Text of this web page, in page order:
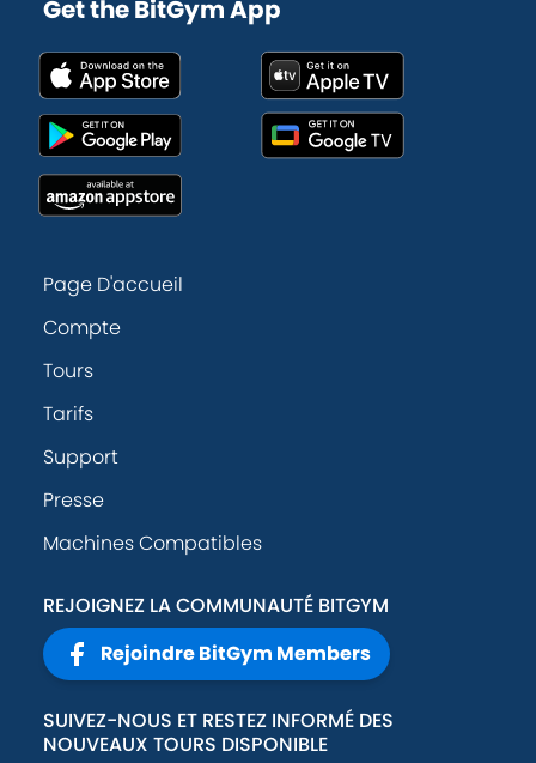
Get the BitGym App
Page D'accueil
Compte
Tours
Tarifs
Support
Presse
Machines Compatibles
REJOIGNEZ LA COMMUNAUTÉ BITGYM
Rejoindre BitGym Members
SUIVEZ-NOUS ET RESTEZ INFORMÉ DES
NOUVEAUX TOURS DISPONIBLE